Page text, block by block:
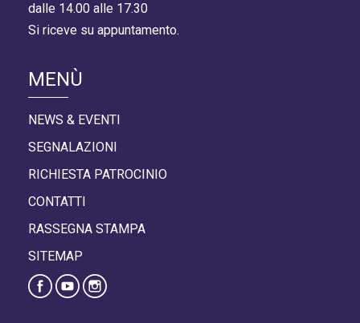
dalle 14.00 alle 17.30
Si riceve su appuntamento.
MENÙ
NEWS & EVENTI
SEGNALAZIONI
RICHIESTA PATROCINIO
CONTATTI
RASSEGNA STAMPA
SITEMAP